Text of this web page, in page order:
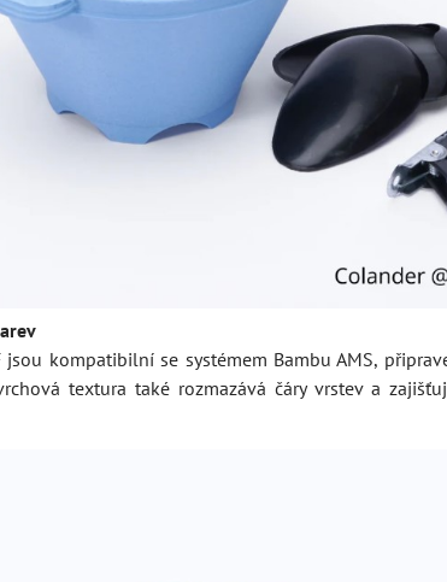
jsou kompatibilní se systémem Bambu AMS,
textura také rozmazává čáry vrstev a